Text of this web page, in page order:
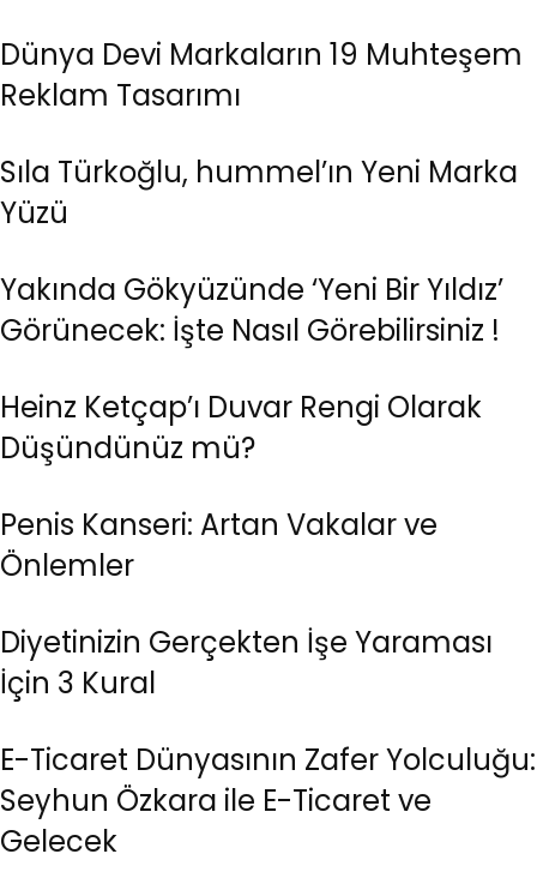
Dünya Devi Markaların 19 Muhteşem
Reklam Tasarımı
Sıla Türkoğlu, hummel’ın Yeni Marka
Yüzü
Yakında Gökyüzünde ‘Yeni Bir Yıldız’
Görünecek: İşte Nasıl Görebilirsiniz !
Heinz Ketçap’ı Duvar Rengi Olarak
Düşündünüz mü?
Penis Kanseri: Artan Vakalar ve
Önlemler
Diyetinizin Gerçekten İşe Yaraması
İçin 3 Kural
E-Ticaret Dünyasının Zafer Yolculuğu:
Seyhun Özkara ile E-Ticaret ve
Gelecek